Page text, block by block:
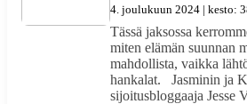
4. joulukuun 2024 | kesto:
Tässä jaksossa
miten elämän suunnan
mahdollista, vaikka
hankalat. Jasminin ja
sijoitusbloggaaja Jesse